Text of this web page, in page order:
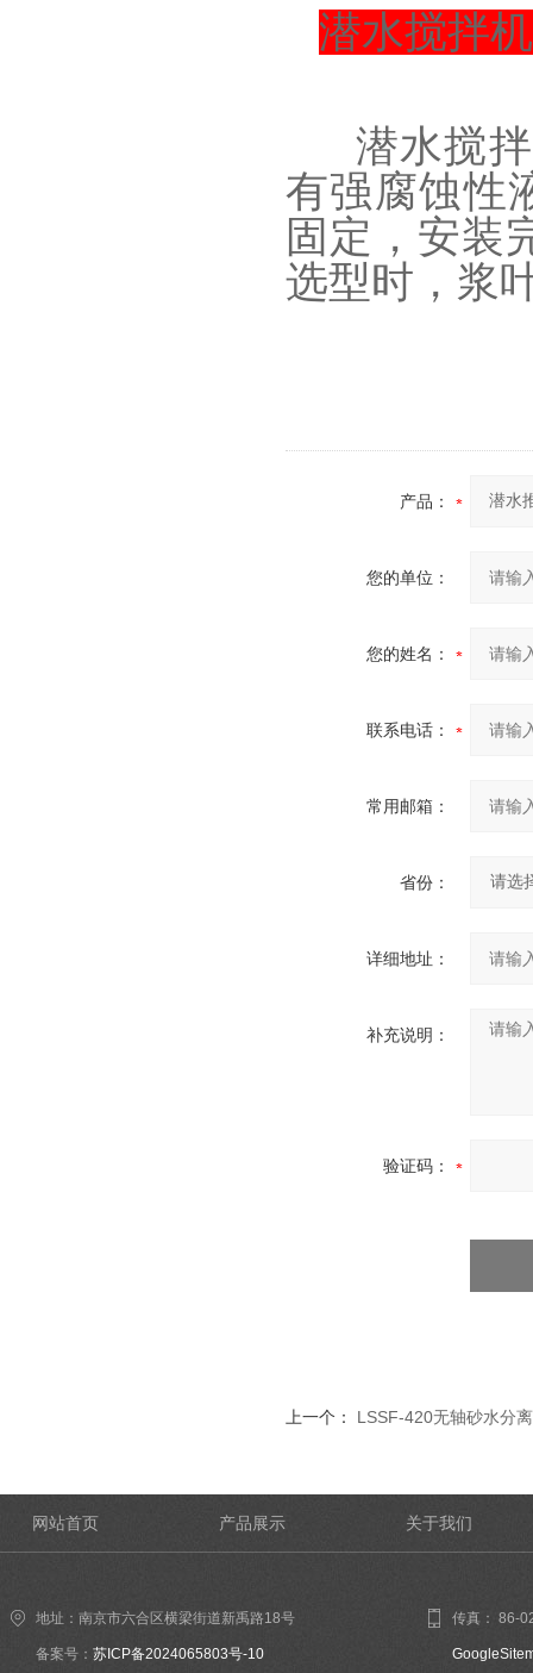
潜水搅拌
潜水搅
有强腐蚀性
固定，安装
选型时，浆
产品：
您的单位：
您的姓名：
联系电话：
常用邮箱：
省份：
详细地址：
补充说明：
验证码：
上一个： LSSF-420无轴砂水分
网站首页 产品展示 关于我们
地址：南京市六合区横梁街道新禹路18号
备案号： 苏ICP备2024065803号-10
传真： 86-